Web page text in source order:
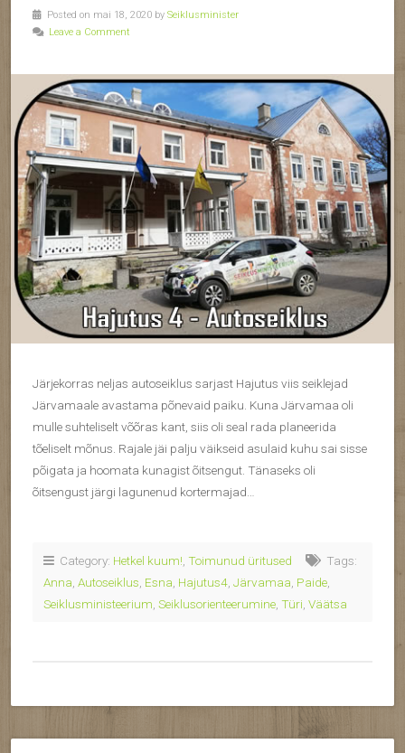
Posted on mai 18, 2020 by Seiklusminister
Leave a Comment
Järjekorras neljas autoseiklus sarjast Hajutus viis seiklejad
Järvamaale avastama põnevaid paiku. Kuna Järvamaa oli
mulle suhteliselt võõras kant, siis oli seal rada planeerida
tõeliselt mõnus. Rajale jäi palju väikseid asulaid kuhu sai sisse
põigata ja hoomata kunagist õitsengut. Tänaseks oli
õitsengust järgi lagunenud kortermajad…
Category: Hetkel kuum!, Toimunud üritused
Tags:
Anna, Autoseiklus, Esna, Hajutus4, Järvamaa, Paide,
Seiklusministeerium, Seiklusorienteerumine, Türi, Väätsa